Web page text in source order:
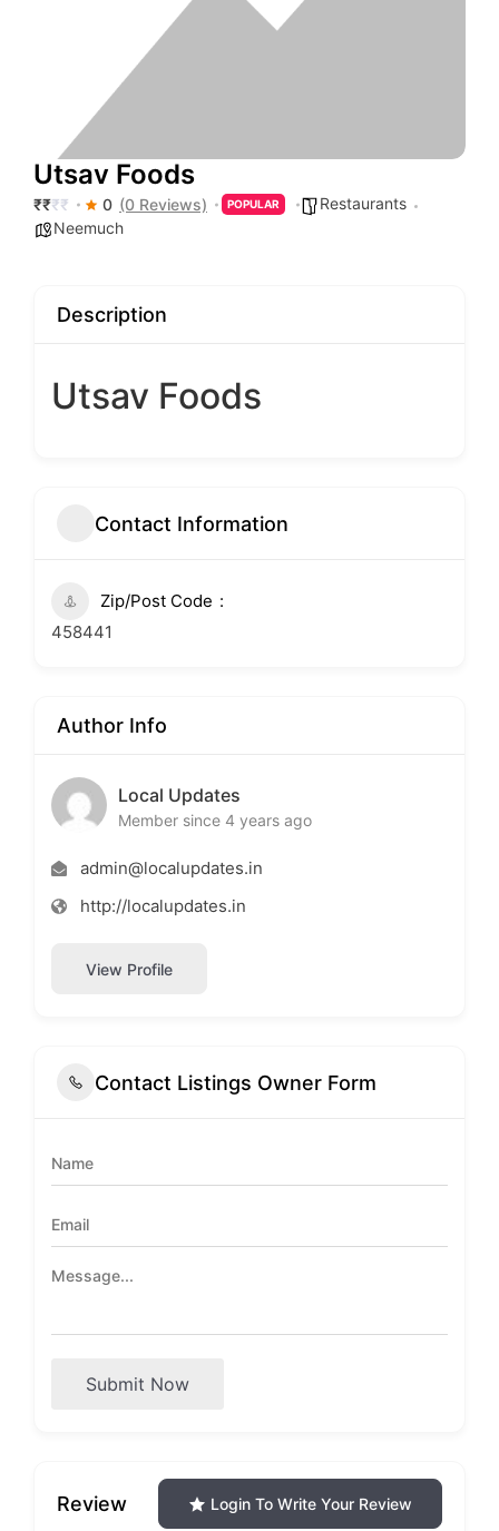
Utsav Foods
₹₹₹₹ 0 (0 Reviews) POPULAR
Restaurants
Neemuch
Description
Utsav Foods
Contact Information
Zip/Post Code
458441
Author Info
Local Updates
Member since 4 years ago
admin@localupdates.in
http://localupdates.in
View Profile
Contact Listings Owner Form
Submit Now
Review Login To Write Your Review